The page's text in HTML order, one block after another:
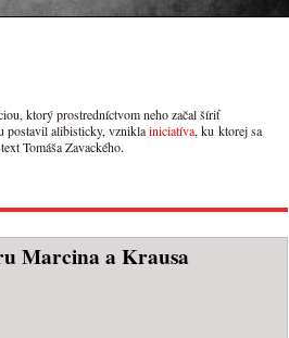
ktorý prostredníctvom neho začal šíriť
postavil alibisticky, vzniklainiciatíva, ku ktorej sa
Tomáša Zavackého.
Marcina a Krausa